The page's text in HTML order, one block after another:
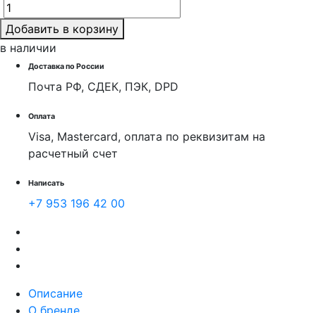
Добавить в корзину
в наличии
Доставка по России
Почта РФ, СДЕК, ПЭК, DPD
Оплата
Visa, Mastercard, оплата по реквизитам на
расчетный счет
Написать
+7 953 196 42 00
Описание
О бренде